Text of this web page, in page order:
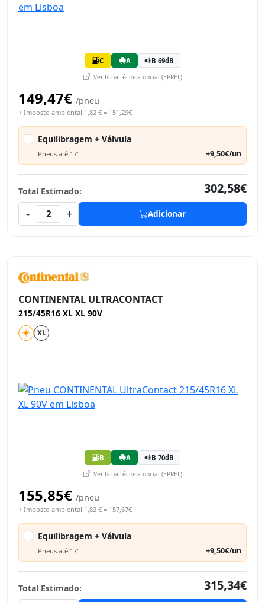
C A B 69dB
Ver ficha técnica oficial (EPREL)
149,47€ /pneu
+ Imposto ambiental 1,82 € = 151,29€
Equilibragem + Válvula
Pneus até 17" +9,50€/un
Total Estimado:
302,58€
-
2 + Adicionar
CONTINENTAL ULTRACONTACT
215/45R16 XL XL 90V
XL
B A B 70dB
Ver ficha técnica oficial (EPREL)
155,85€ /pneu
+ Imposto ambiental 1,82 € = 157,67€
Equilibragem + Válvula
Pneus até 17" +9,50€/un
Total Estimado:
315,34€